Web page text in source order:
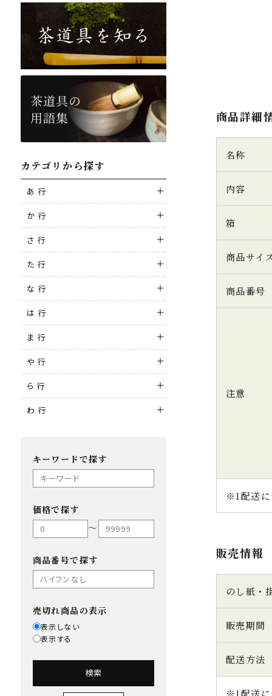
カテゴリから探す
あ 行
か 行
さ 行
た 行
な 行
は 行
ま 行
や 行
ら 行
わ 行
キーワードで探す
価格で探す
〜
商品番号で探す
売切れ商品の表示
表示しない
表示する
検索
商品詳細
名称
内容
箱
商品サイ
商品番号
注意
※1配送
販売情報
のし紙・
販売期間
配送方法